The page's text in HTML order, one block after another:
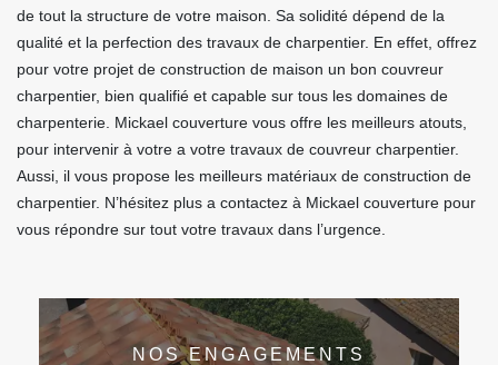
de tout la structure de votre maison. Sa solidité dépend de la
qualité et la perfection des travaux de charpentier. En effet, offrez
pour votre projet de construction de maison un bon couvreur
charpentier, bien qualifié et capable sur tous les domaines de
charpenterie. Mickael couverture vous offre les meilleurs atouts,
pour intervenir à votre a votre travaux de couvreur charpentier.
Aussi, il vous propose les meilleurs matériaux de construction de
charpentier. N’hésitez plus a contactez à Mickael couverture pour
vous répondre sur tout votre travaux dans l’urgence.
NOS ENGAGEMENTS